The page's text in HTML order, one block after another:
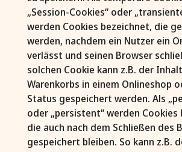
„Session-Cookies“ oder
werden Cookies bezeichnet, die
werden, nachdem ein Nutzer ein
verlässt und seinen Browser
solchen Cookie kann z.B. der
Warenkorbs in einem Onlineshop
Status gespeichert werden. Als
oder „persistent“ werden Cookies
die auch nach dem Schließen des
gespeichert bleiben. So kann z.B.